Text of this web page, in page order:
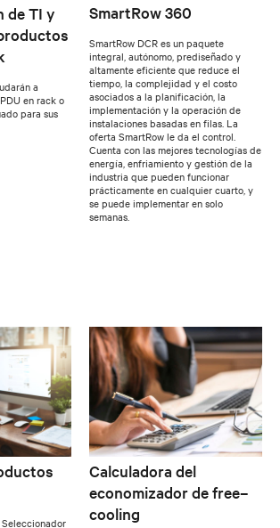
de TI y
a
en rack o
para sus
SmartRow 360
SmartRow DCR es un paquete
integral, autónomo, prediseñado y
altamente eficiente que reduce el
tiempo, la complejidad y el costo
asociados a la planificación, la
implementación y la operación de
instalaciones basadas en filas. La
oferta SmartRow le da el control.
Cuenta con las mejores tecnologías de
energía, enfriamiento y gestión de la
industria que pueden funcionar
prácticamente en cualquier cuarto, y
se puede implementar en solo
semanas.
Calculadora del
economizador de free–
cooling